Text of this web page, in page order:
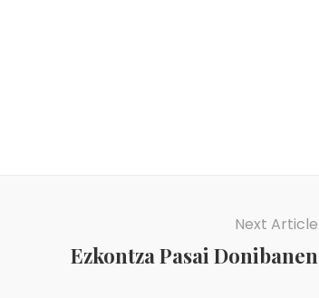
Next Article
Ezkontza Pasai Donibanen